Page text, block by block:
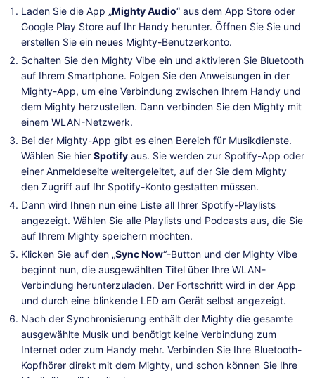
Laden Sie die App „Mighty Audio“ aus dem App Store oder
Google Play Store auf Ihr Handy herunter. Öffnen Sie Sie und
erstellen Sie ein neues Mighty-Benutzerkonto.
Schalten Sie den Mighty Vibe ein und aktivieren Sie Bluetooth
auf Ihrem Smartphone. Folgen Sie den Anweisungen in der
Mighty-App, um eine Verbindung zwischen Ihrem Handy und
dem Mighty herzustellen. Dann verbinden Sie den Mighty mit
einem WLAN-Netzwerk.
Bei der Mighty-App gibt es einen Bereich für Musikdienste.
Wählen Sie hier Spotify aus. Sie werden zur Spotify-App oder
einer Anmeldeseite weitergeleitet, auf der Sie dem Mighty
den Zugriff auf Ihr Spotify-Konto gestatten müssen.
Dann wird Ihnen nun eine Liste all Ihrer Spotify-Playlists
angezeigt. Wählen Sie alle Playlists und Podcasts aus, die Sie
auf Ihrem Mighty speichern möchten.
Klicken Sie auf den „Sync Now“-Button und der Mighty Vibe
beginnt nun, die ausgewählten Titel über Ihre WLAN-
Verbindung herunterzuladen. Der Fortschritt wird in der App
und durch eine blinkende LED am Gerät selbst angezeigt.
Nach der Synchronisierung enthält der Mighty die gesamte
ausgewählte Musik und benötigt keine Verbindung zum
Internet oder zum Handy mehr. Verbinden Sie Ihre Bluetooth-
Kopfhörer direkt mit dem Mighty, und schon können Sie Ihre